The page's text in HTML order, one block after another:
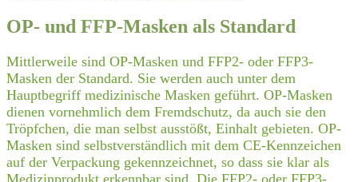
OP- und FFP-Masken als Standard
Mittlerweile sind OP-Masken und FFP2- oder FFP3-
Masken der Standard. Sie werden auch unter dem
Hauptbegriff medizinische Masken geführt. OP-Masken
dienen vornehmlich dem Fremdschutz, da auch sie den
Tröpfchen, die man selbst ausstößt, Einhalt gebieten. OP-
Masken sind selbstverständlich mit dem CE-Kennzeichen
auf der Verpackung gekennzeichnet, so dass sie klar als
Medizinprodukt erkennbar sind. Die FFP2- oder FFP3-